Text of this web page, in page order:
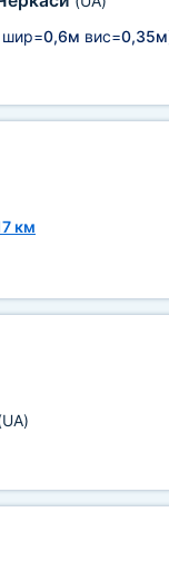
шир=0,6м вис=0,35м
км